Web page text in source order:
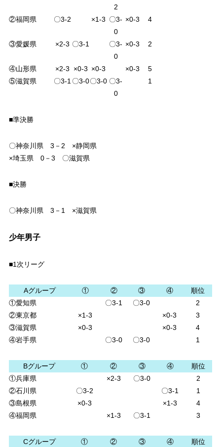
2
②福岡県 〇3-2 ×1-3 〇3-
0
×0-3 4
③愛媛県 ×2-3 〇3-1
〇3-
0
×0-3 2
④山形県 ×2-3 ×0-3 ×0-3 ×0-3
5
⑤滋賀県
〇3-1 〇3-0〇3-0 〇3-
0
1
■準決勝
〇神奈川県 3－2 ×静岡県
×埼玉県 0－3 〇滋賀県
■決勝
〇神奈川県 3－1 ×滋賀県
少年男子
■1次リーグ
Aグループ ① ② ③ ④
順位
①愛知県
〇3-1 〇3-0
2
②東京都
×1-3 ×0-3
3
③滋賀県
×0-3 ×0-3
4
④岩手県
〇3-0 〇3-0 1
Bグループ ① ② ③ ④
順位
①兵庫県
×2-3 〇3-0
2
②石川県
〇3-2 〇3-1
1
③島根県
×0-3 ×1-3
4
④福岡県
×1-3 〇3-1 3
Cグループ ① ② ③ ④
順位